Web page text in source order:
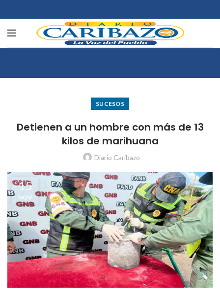
SUCESOS
Detienen a un hombre con más de 13
kilos de marihuana
Diario Caribazo
15
NOV